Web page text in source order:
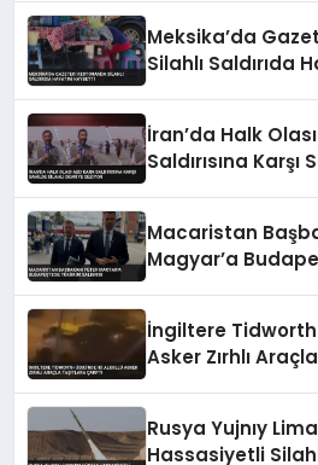
Meksika’da
Silahlı Saldırıda
İran’da Halk
Saldırısına Karşı
Macaristan
Magyar’a
İngiltere Tidworth
Asker Zırhlı
Rusya Yujnıy
Hassasiyetli